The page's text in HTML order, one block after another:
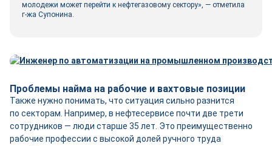
молодежи может перейти к нефтегазовому сектору», — отметила
г-жа Супонина.
Проблемы найма на рабочие и вахтовые позиции
Также нужно понимать, что ситуация сильно разнится
по секторам. Например, в нефтесервисе почти две трети
сотрудников — люди старше 35 лет. Это преимущественно
рабочие профессии с высокой долей ручного труда